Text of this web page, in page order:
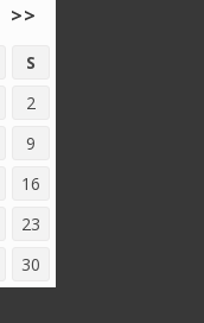
>>
S
2
9
16
23
30